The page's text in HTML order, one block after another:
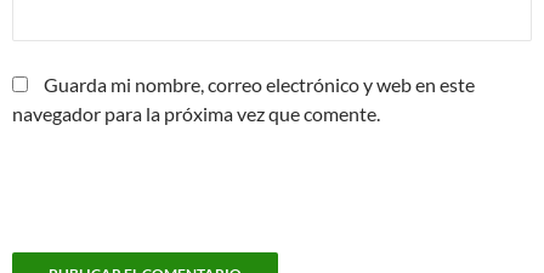
Guarda mi nombre, correo electrónico y web en este
navegador para la próxima vez que comente.